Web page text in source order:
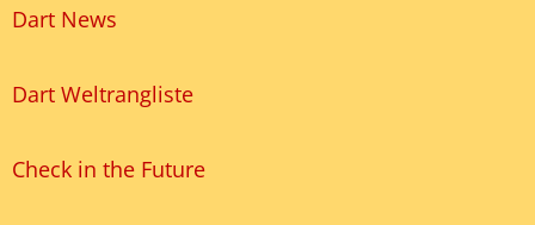
Dart News
Dart Weltrangliste
Check in the Future